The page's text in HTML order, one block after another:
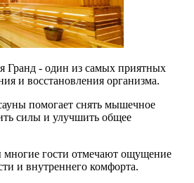
Гранд - один из самых приятных
и восстановления организма.
помогает снять мышечное
силы и улучшить общее
многие гости отмечают ощущение
и внутреннего комфорта.